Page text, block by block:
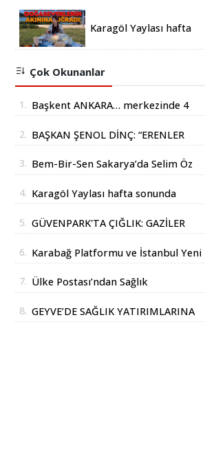
Karagöl Yaylası hafta
akınına uğradı
Çok Okunanlar
1. Başkent ANKARA… merkezinde 4
yer.
2. BAŞKAN ŞENOL DİNÇ: “ERENLER
3. Bem-Bir-Sen Sakarya’da Selim Öz
Açıkladı
4. Karagöl Yaylası hafta sonunda
5. GÜVENPARK'TA ÇIĞLIK: GAZİLER
6. Karabağ Platformu ve İstanbul Yeni
Stratejik İş Birliği Memorandumu
İmzalandı
7. Ülke Postası’ndan Sağlık
8. GEYVE’DE SAĞLIK YATIRIMLARINA